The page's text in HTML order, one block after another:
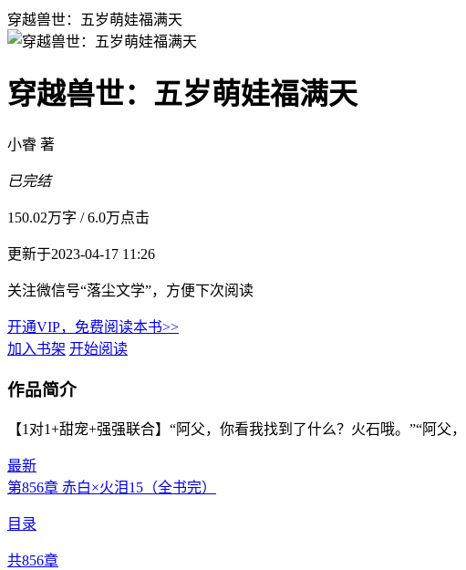
穿越兽世：五岁萌娃福满天
穿越兽世：五岁萌娃福满天
小睿 著
已完结
150.02万字 /6.0万点击
更新于2023-04-17 11:26
关注微信号“落尘文学”，方便下次阅读
开通VIP，免费阅读本书>>
加入书架 开始阅读
作品简介
【1对1+甜宠+强强联合】“阿父，你看我找到了什么？火石哦。”“阿
最新
第856章 赤白×火泪15（全书完）
目录
共856章